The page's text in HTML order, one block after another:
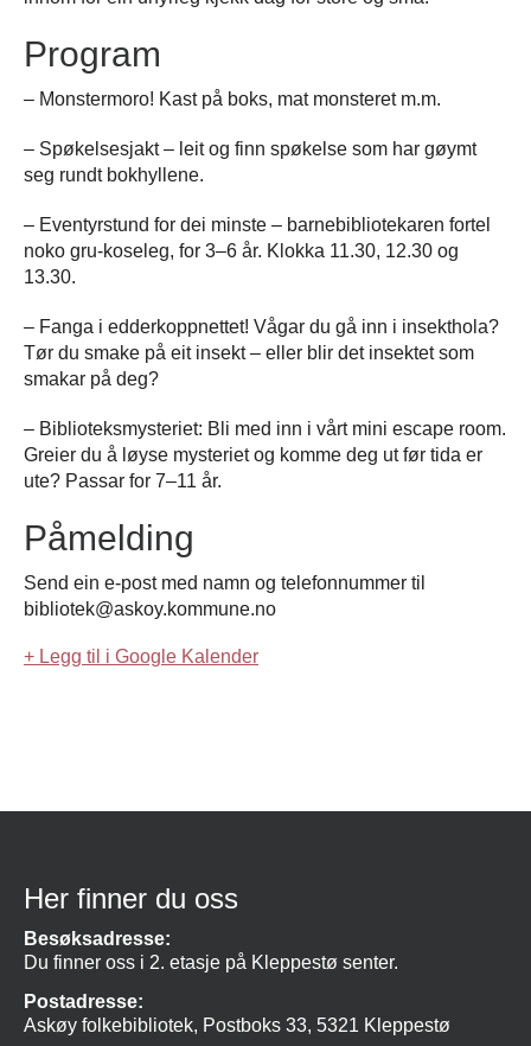
Program
– Monstermoro! Kast på boks, mat monsteret m.m.
– Spøkelsesjakt – leit og finn spøkelse som har gøymt
seg rundt bokhyllene.
– Eventyrstund for dei minste – barnebibliotekaren fortel
noko gru-koseleg, for 3–6 år. Klokka 11.30, 12.30 og
13.30.
– Fanga i edderkoppnettet! Vågar du gå inn i insekthola?
Tør du smake på eit insekt – eller blir det insektet som
smakar på deg?
– Biblioteksmysteriet: Bli med inn i vårt mini escape room.
Greier du å løyse mysteriet og komme deg ut før tida er
ute? Passar for 7–11 år.
Påmelding
Send ein e-post med namn og telefonnummer til
bibliotek@askoy.kommune.no
+ Legg til i Google Kalender
Her finner du oss
Besøksadresse:
Du finner oss i 2. etasje på Kleppestø senter.
Postadresse:
Askøy folkebibliotek, Postboks 33, 5321 Kleppestø